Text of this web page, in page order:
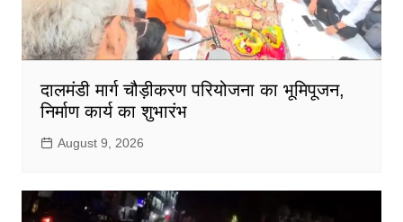
दालमंडी मार्ग चौड़ीकरण परियोजना का भूमिपूजन,
निर्माण कार्य का शुभारंभ
August 9, 2026